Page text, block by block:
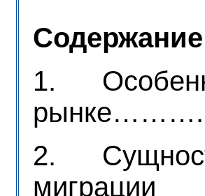
Содержание
1.
2.
миграции